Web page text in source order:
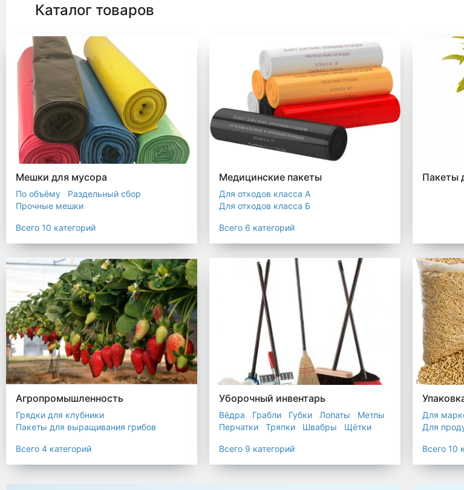
Каталог товаров
Мешки для мусора
По объёму
Раздельный сбор
Прочные мешки
Мешки для евроконтейнера
Мешки с ушками
Прозрачные мешки
Мешки строительные
Мешок для листьев
Всего 10 категорий
Медицинские пакеты
Для отходов класса А
Для отходов класса Б
Для отходов класса Г
Для отходов класса Д
Всего 6 категорий
Пакеты
Агропромышленность
Грядки для клубники
Пакеты для выращивания грибов
Мульчирующая пленка
Всего 4 категорий
Уборочный инвентарь
Вёдра Грабли Губки Лопаты
Метлы
Перчатки
Тряпки Швабры Щётки
Всего 9 категорий
Для
Для
Для
Мешки
Всего 10